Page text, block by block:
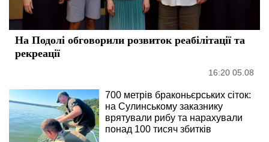
На Подолі обговорили розвиток реабілітації та
рекреації
16:20 05.08
700 метрів браконьєрських сіток:
на Сулинському заказнику
врятували рибу та нарахували
понад 100 тисяч збитків